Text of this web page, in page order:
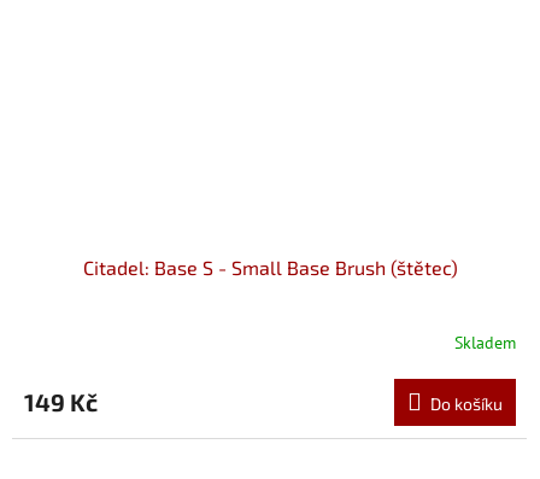
Citadel: Base S - Small Base Brush (štětec)
Skladem
149 Kč Do košíku